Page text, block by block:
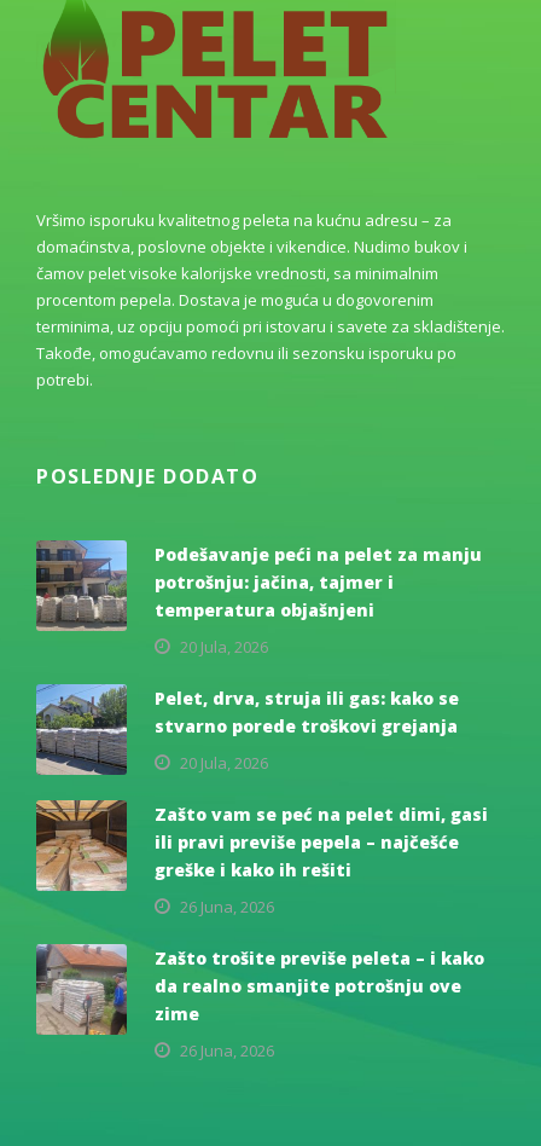
Vršimo isporuku kvalitetnog peleta na kućnu adresu – za
domaćinstva, poslovne objekte i vikendice. Nudimo bukov i
čamov pelet visoke kalorijske vrednosti, sa minimalnim
procentom pepela. Dostava je moguća u dogovorenim
terminima, uz opciju pomoći pri istovaru i savete za skladištenje.
Takođe, omogućavamo redovnu ili sezonsku isporuku po
potrebi.
POSLEDNJE DODATO
Podešavanje peći na pelet za manju
potrošnju: jačina, tajmer i
temperatura objašnjeni
20 Jula, 2026
Pelet, drva, struja ili gas: kako se
stvarno porede troškovi grejanja
20 Jula, 2026
Zašto vam se peć na pelet dimi, gasi
ili pravi previše pepela – najčešće
greške i kako ih rešiti
26 Juna, 2026
Zašto trošite previše peleta – i kako
da realno smanjite potrošnju ove
zime
26 Juna, 2026